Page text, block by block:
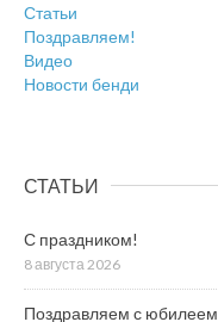
Статьи
Поздравляем!
Видео
Новости бенди
СТАТЬИ
С праздником!
8 августа 2026
Поздравляем с